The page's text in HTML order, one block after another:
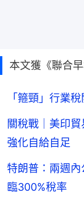
本文獲《聯合
「箍頸」行業
關稅戰｜美印
強化自給自足
特朗普：兩週
臨300%稅率